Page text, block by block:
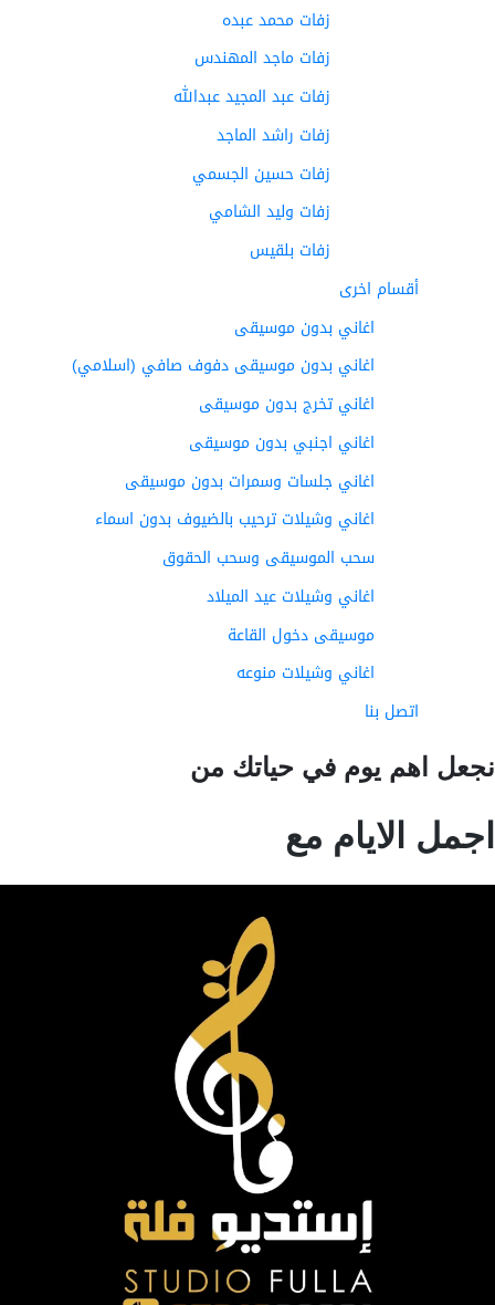
زفات محمد عبده
زفات ماجد المهندس
زفات عبد المجيد عبدالله
زفات راشد الماجد
زفات حسين الجسمي
زفات وليد الشامي
زفات بلقيس
أقسام اخرى
اغاني بدون موسيقى
اغاني بدون موسيقى دفوف صافي (اسلامي)
اغاني تخرج بدون موسيقى
اغاني اجنبي بدون موسيقى
اغاني جلسات وسمرات بدون موسيقى
اغاني وشيلات ترحيب بالضيوف بدون اسماء
سحب الموسيقى وسحب الحقوق
اغاني وشيلات عيد الميلاد
موسيقى دخول القاعة
اغاني وشيلات منوعه
اتصل بنا
اهم يوم في حياتك من
الايام مع